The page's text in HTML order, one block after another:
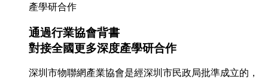
產學研合作
通過行業協會背書
對接全國更多深度產學研合作
深圳市物聯網產業協會是經深圳市民政局批準成立的，